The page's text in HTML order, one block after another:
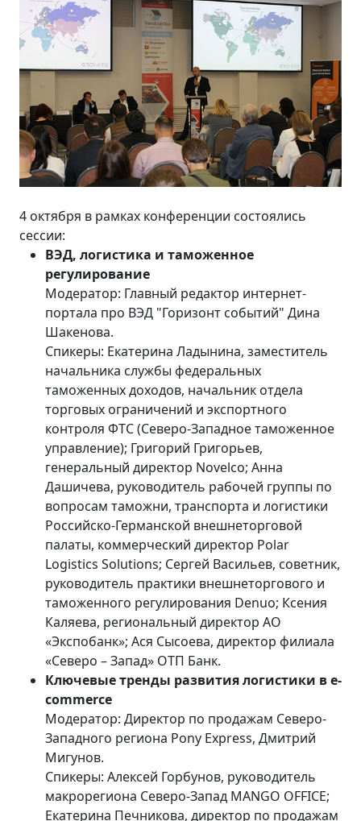
4 октября в рамках конференции состоялись
сессии:
ВЭД, логистика и таможенное
регулирование
Модератор: Главный редактор интернет-
портала про ВЭД "Горизонт событий" Дина
Шакенова.
Спикеры: Екатерина Ладынина, заместитель
начальника службы федеральных
таможенных доходов, начальник отдела
торговых ограничений и экспортного
контроля ФТС (Северо-Западное таможенное
управление); Григорий Григорьев,
генеральный директор Novelco; Анна
Дашичева, руководитель рабочей группы по
вопросам таможни, транспорта и логистики
Российско-Германской внешнеторговой
палаты, коммерческий директор Polar
Logistics Solutions; Сергей Васильев, советник,
руководитель практики внешнеторгового и
таможенного регулирования Denuo; Ксения
Каляева, региональный директор АО
«Экспобанк»; Ася Сысоева, директор филиала
«Северо – Запад» ОТП Банк.
Ключевые тренды развития логистики в e-
commerce
Модератор: Директор по продажам Северо-
Западного региона Pony Express, Дмитрий
Мигунов.
Спикеры: Алексей Горбунов, руководитель
макрорегиона Северо-Запад MANGO OFFICE;
Екатерина Печникова, директор по продажам